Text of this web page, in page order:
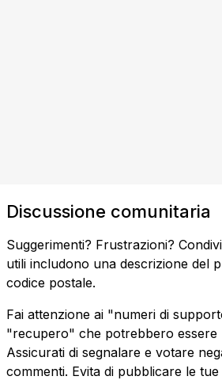
Discussione comunitaria
Suggerimenti? Frustrazioni?
utili includono una descrizione del
codice postale.
Fai attenzione ai "numeri di
"recupero" che potrebbero essere
Assicurati di segnalare e votare
commenti. Evita di pubblicare le